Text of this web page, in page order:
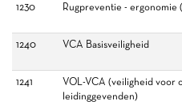
1230
Rugpreventie -
1240
VCA Basisveiligheid
1241
VOL-VCA (veiligheid voor
leidinggevenden)